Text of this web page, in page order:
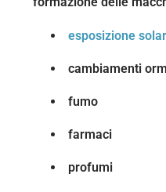
esposizione
cambiamenti
fumo
farmaci
profumi